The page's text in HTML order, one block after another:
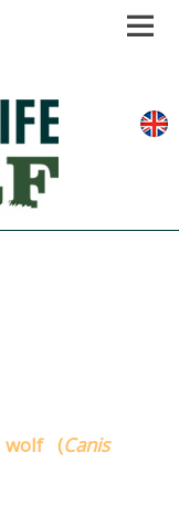
wolf (Canis